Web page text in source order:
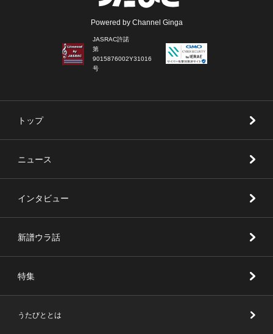
Powered by Channel Ginga
JASRAC許諾
第
9015876002Y31016
号
トップ
ニュース
インタビュー
新譜ウラ話
特集
うたびととは